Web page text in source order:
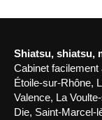
Shiatsu, shiatsu,
Cabinet
Étoile-sur-Rhône,
Valence, La
Die, Saint-Marcel-